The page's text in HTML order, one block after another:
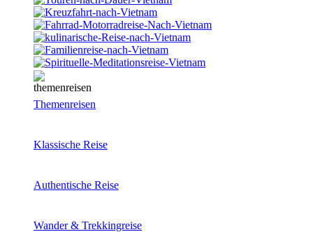
Themenreisen
Klassische Reise
Authentische Reise
Wander & Trekkingreise